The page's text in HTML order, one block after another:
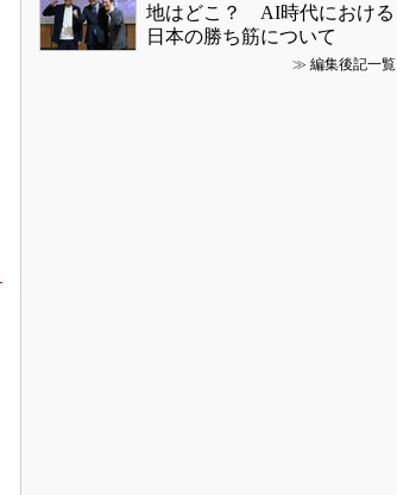
地はどこ？ AI時代における
日本の勝ち筋について
≫ 編集後記一覧